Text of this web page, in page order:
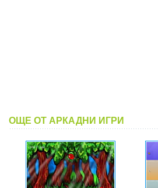
ОЩЕ ОТ АРКАДНИ ИГРИ